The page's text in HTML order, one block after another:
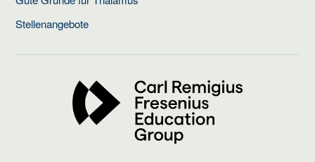
Stellenangebote